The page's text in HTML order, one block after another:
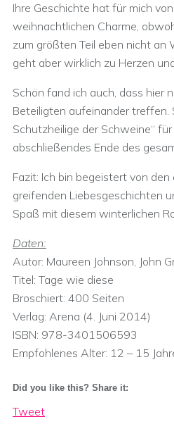
Ihre Geschichte hat für mich
weihnachtlichen Charme,
zum größten Teil eben nicht an
geht aber wirklich zu Herzen
Schön fand ich auch, dass hier
Beteiligten aufeinander treffen.
Schutzheilige der Schweine“
abschließendes Ende des
Fazit: Ich bin begeistert von den
greifenden Liebesgeschichten
Spaß mit diesem winterlichen
Daten:
Autor: Maureen Johnson, John
Titel: Tage wie diese
Broschiert: 400 Seiten
Verlag: Arena (4. Juni 2014)
ISBN: 978-3401506593
Empfohlenes Alter: 12 – 15
Did you like this? Share it:
Tweet